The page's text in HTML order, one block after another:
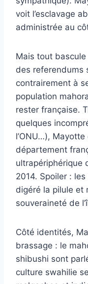
voit l’esclavage
administrée au
Mais tout
des referendums
contrairement à
population
rester française.
quelques
l’ONU…),
département
ultrapériphérique
2014. Spoiler :
digéré la pilule et
souveraineté de
Côté identités,
brassage : le
shibushi sont
culture swahilie